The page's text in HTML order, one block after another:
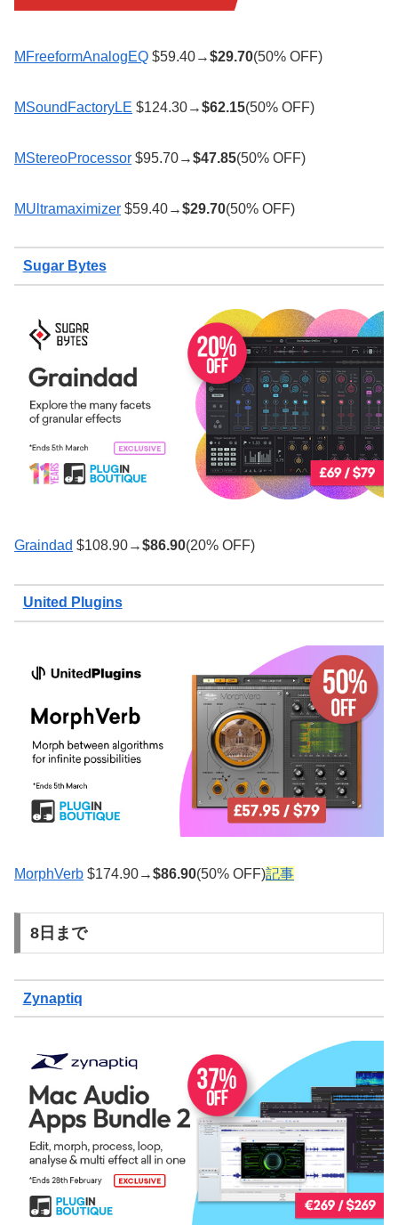
MFreeformAnalogEQ $59.40→$29.70(50% OFF)
MSoundFactoryLE $124.30→$62.15(50% OFF)
MStereoProcessor $95.70→$47.85(50% OFF)
MUltramaximizer $59.40→$29.70(50% OFF)
Sugar Bytes
Graindad $108.90→$86.90(20% OFF)
United Plugins
MorphVerb $174.90→$86.90(50% OFF)記事
8日まで
Zynaptiq